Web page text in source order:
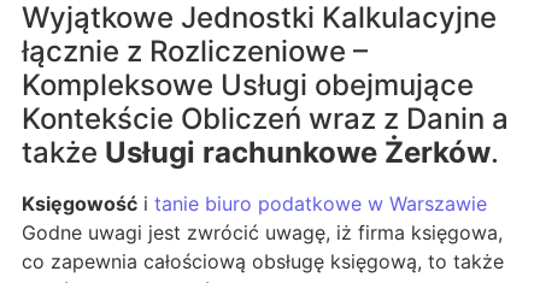
Wyjątkowe Jednostki Kalkulacyjne
łącznie z Rozliczeniowe –
Kompleksowe Usługi obejmujące
Kontekście Obliczeń wraz z Danin a
także Usługi rachunkowe Żerków.
Księgowość i tanie biuro podatkowe w Warszawie
Godne uwagi jest zwrócić uwagę, iż firma księgowa,
co zapewnia całościową obsługę księgową, to także